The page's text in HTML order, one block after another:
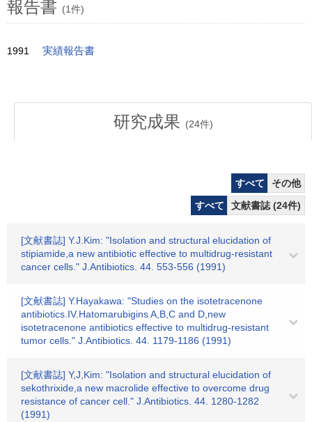
報告書 (1件)
1991 実績報告書
研究成果 (24件)
すべて
その他
すべて
文献書誌 (24件)
[文献書誌] Y.J.Kim: "Isolation and structural elucidation of
stipiamide,a new antibiotic effective to multidrug-resistant
cancer cells." J.Antibiotics. 44. 553-556 (1991)
[文献書誌] Y.Hayakawa: "Studies on the isotetracenone
antibiotics.IV.Hatomarubigins A,B,C and D,new
isotetracenone antibiotics effective to multidrug-resistant
tumor cells." J.Antibiotics. 44. 1179-1186 (1991)
[文献書誌] Y,J,Kim: "Isolation and structural elucidation of
sekothrixide,a new macrolide effective to overcome drug
resistance of cancer cell." J.Antibiotics. 44. 1280-1282
(1991)